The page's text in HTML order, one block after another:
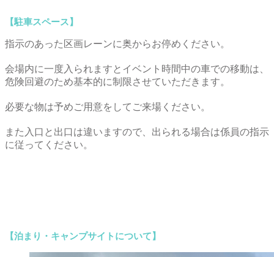
【駐車スペース】
指示のあった区画レーンに奥からお停めください。
会場内に一度入られますとイベント時間中の車での移動は、
危険回避のため基本的に制限させていただきます。
必要な物は予めご用意をしてご来場ください。
また入口と出口は違いますので、出られる場合は係員の指示
に従ってください。
【泊まり・キャンプサイトについて】